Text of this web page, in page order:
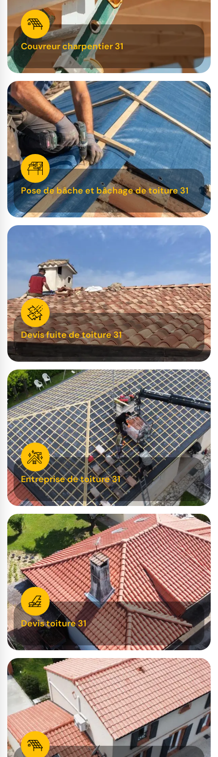
Couvreur charpentier 31
Pose de bâche et bâchage de toiture 31
Devis fuite de toiture 31
Entreprise de toiture 31
Devis toiture 31